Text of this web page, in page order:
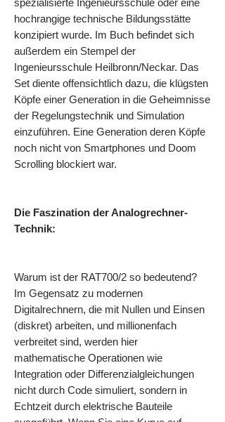
spezialisierte Ingenieursschule oder eine
hochrangige technische Bildungsstätte
konzipiert wurde. Im Buch befindet sich
außerdem ein Stempel der
Ingenieursschule Heilbronn/Neckar. Das
Set diente offensichtlich dazu, die klügsten
Köpfe einer Generation in die Geheimnisse
der Regelungstechnik und Simulation
einzuführen. Eine Generation deren Köpfe
noch nicht von Smartphones und Doom
Scrolling blockiert war.
Die Faszination der Analogrechner-
Technik:
Warum ist der RAT700/2 so bedeutend?
Im Gegensatz zu modernen
Digitalrechnern, die mit Nullen und Einsen
(diskret) arbeiten, und millionenfach
verbreitet sind, werden hier
mathematische Operationen wie
Integration oder Differenzialgleichungen
nicht durch Code simuliert, sondern in
Echtzeit durch elektrische Bauteile